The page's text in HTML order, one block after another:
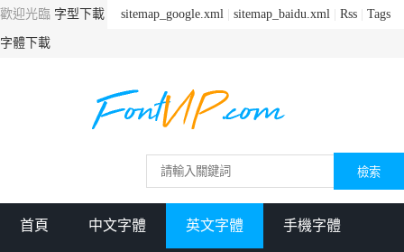
sitemap_google.xml sitemap_baidu.xml Rss Tags
歡迎光臨 字型下載
字體下載
首頁 中文字體 英文字體 手機字體